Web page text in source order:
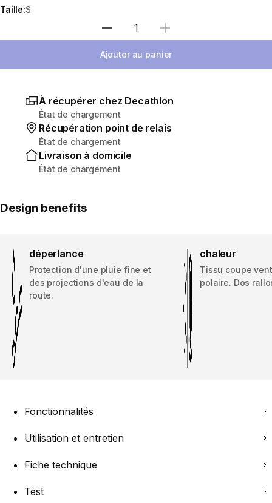
Taille:S
Sélectionnez la quantité
Ajouter au panier
À récupérer chez Decathlon
État de chargement
Récupération point de relais
État de chargement
Livraison à domicile
État de chargement
Design benefits
déperlance
Protection d'une pluie fine et
des projections d'eau de la
route.
chaleur
Tissu coupe
polaire. Dos
Fonctionnalités
Utilisation et entretien
Fiche technique
Test